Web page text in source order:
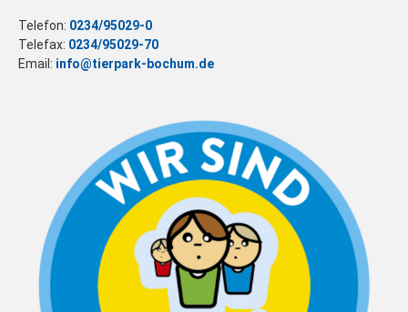
Telefon: 0234/95029-0
Telefax: 0234/95029-70
Email: info@tierpark-bochum.de